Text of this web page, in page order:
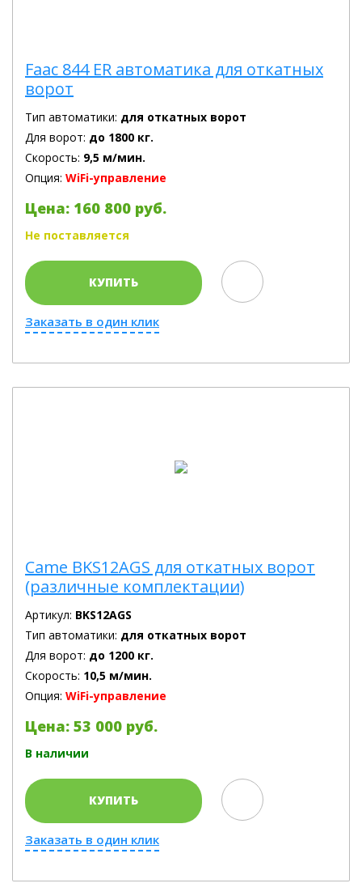
Faac 844 ER автоматика для откатных
ворот
Тип автоматики: для откатных ворот
Для ворот: до 1800 кг.
Скорость: 9,5 м/мин.
Опция: WiFi-управление
Цена: 160 800 руб.
Не поставляется
КУПИТЬ
Заказать в один клик
Came BKS12AGS для откатных ворот
(различные комплектации)
Артикул: BKS12AGS
Тип автоматики: для откатных ворот
Для ворот: до 1200 кг.
Скорость: 10,5 м/мин.
Опция: WiFi-управление
Цена: 53 000 руб.
В наличии
КУПИТЬ
Заказать в один клик